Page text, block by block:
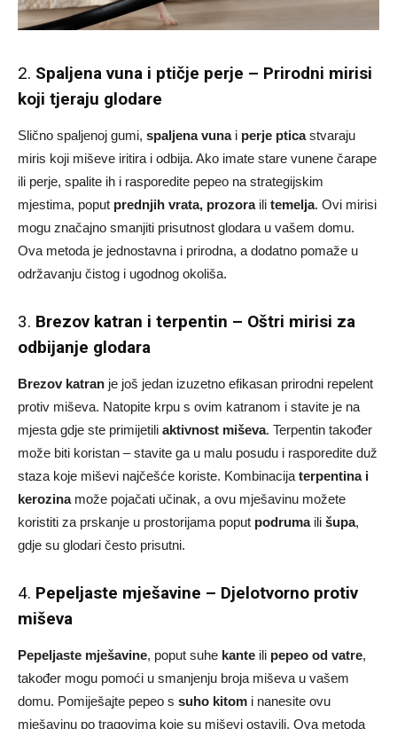
2. Spaljena vuna i ptičje perje – Prirodni mirisi
koji tjeraju glodare
Slično spaljenoj gumi, spaljena vunai perje pticastvaraju
miris koji miševe iritira i odbija. Ako imate stare vunene čarape
ili perje, spalite ih i rasporedite pepeo na strategijskim
mjestima, poput prednjih vrata, prozoraili temelja. Ovi mirisi
mogu značajno smanjiti prisutnost glodara u vašem domu.
Ova metoda je jednostavna i prirodna, a dodatno pomaže u
održavanju čistog i ugodnog okoliša.
3. Brezov katran i terpentin – Oštri mirisi za
odbijanje glodara
Brezov katran je još jedan izuzetno efikasan prirodni repelent
protiv miševa. Natopite krpu s ovim katranom i stavite je na
mjesta gdje ste primijetili aktivnost miševa. Terpentin također
može biti koristan – stavite ga u malu posudu i rasporedite duž
staza koje miševi najčešće koriste. Kombinacija terpentina i
kerozinamože pojačati učinak, a ovu mješavinu možete
koristiti za prskanje u prostorijama poput podrumaili šupa,
gdje su glodari često prisutni.
4. Pepeljaste mješavine – Djelotvorno protiv
miševa
Pepeljaste mješavine, poput suhe kante ili pepeo od vatre,
također mogu pomoći u smanjenju broja miševa u vašem
domu. Pomiješajte pepeo s suho kitom i nanesite ovu
mješavinu po tragovima koje su miševi ostavili. Ova metoda